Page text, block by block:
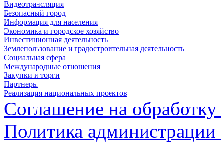
Видеотрансляция
Безопасный город
Информация для населения
Экономика и городское хозяйство
Инвестиционная деятельность
Землепользование и градостроительная деятельность
Социальная сфера
Международные отношения
Закупки и торги
Партнеры
Реализация национальных проектов
Соглашение на
Политика